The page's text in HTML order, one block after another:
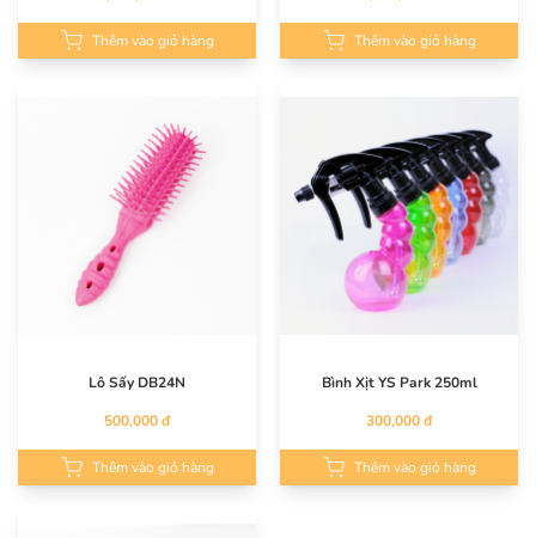
Thêm vào giỏ hàng Thêm vào giỏ hàng
Lô Sấy DB24N
500,000 đ
Thêm vào giỏ hàng
Bình Xịt YS Park 250ml
300,000 đ
Thêm vào giỏ hàng